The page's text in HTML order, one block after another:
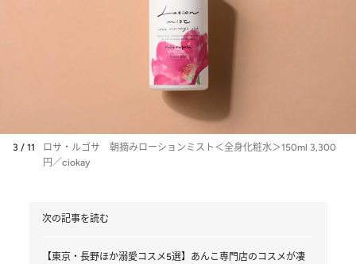
3 / 11
ロサ・ルゴサ 朝摘みローションミスト＜全身化粧水＞150ml 3,300
円／ciokay
次の記事を読む
【東京・長野ほか溺愛コスメ5選】あんこ専門店のコスメが凄